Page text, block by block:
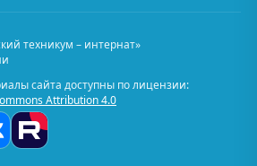
техникум – интернат»
сайта доступны по лицензии:
Attribution 4.0